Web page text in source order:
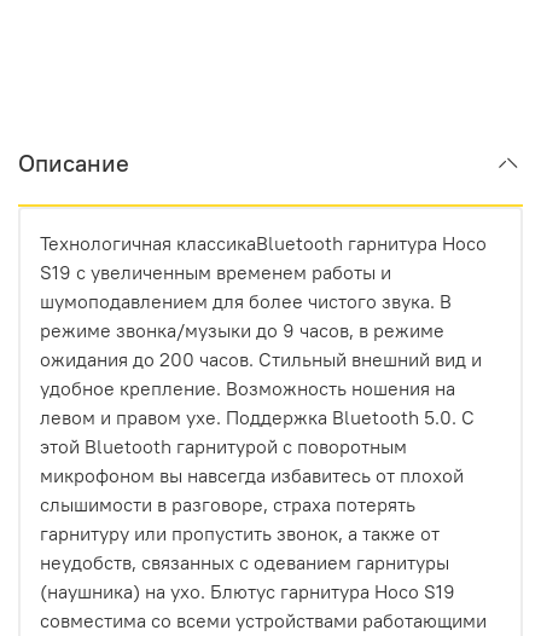
Описание
Технологичная классикаBluetooth гарнитура Hoco
S19 с увеличенным временем работы и
шумоподавлением для более чистого звука. В
режиме звонка/музыки до 9 часов, в режиме
ожидания до 200 часов. Стильный внешний вид и
удобное крепление. Возможность ношения на
левом и правом ухе. Поддержка Bluetooth 5.0. С
этой Bluetooth гарнитурой с поворотным
микрофоном вы навсегда избавитесь от плохой
слышимости в разговоре, страха потерять
гарнитуру или пропустить звонок, а также от
неудобств, связанных с одеванием гарнитуры
(наушника) на ухо. Блютус гарнитура Hoco S19
совместима со всеми устройствами работающими